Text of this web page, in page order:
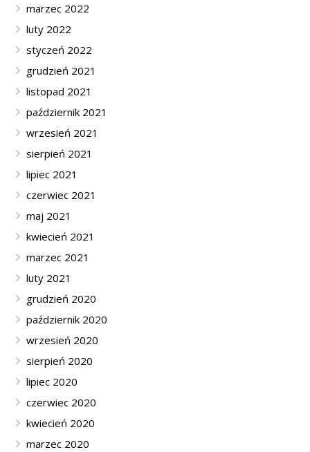
marzec 2022
luty 2022
styczeń 2022
grudzień 2021
listopad 2021
październik 2021
wrzesień 2021
sierpień 2021
lipiec 2021
czerwiec 2021
maj 2021
kwiecień 2021
marzec 2021
luty 2021
grudzień 2020
październik 2020
wrzesień 2020
sierpień 2020
lipiec 2020
czerwiec 2020
kwiecień 2020
marzec 2020